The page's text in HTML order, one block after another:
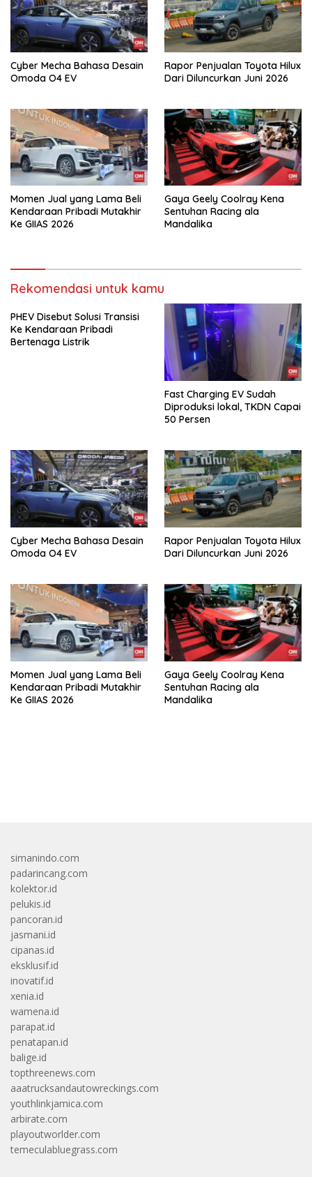
Cyber Mecha Bahasa Desain
Omoda O4 EV
Rapor Penjualan Toyota Hilux
Dari Diluncurkan Juni 2026
Momen Jual yang Lama Beli
Kendaraan Pribadi Mutakhir
Ke GIIAS 2026
Gaya Geely Coolray Kena
Sentuhan Racing ala
Mandalika
Rekomendasi untuk kamu
PHEV Disebut Solusi Transisi
Ke Kendaraan Pribadi
Bertenaga Listrik
Fast Charging EV Sudah
Diproduksi lokal, TKDN Capai
50 Persen
Cyber Mecha Bahasa Desain
Omoda O4 EV
Rapor Penjualan Toyota Hilux
Dari Diluncurkan Juni 2026
Momen Jual yang Lama Beli
Kendaraan Pribadi Mutakhir
Ke GIIAS 2026
Gaya Geely Coolray Kena
Sentuhan Racing ala
Mandalika
simanindo.com
padarincang.com
kolektor.id
pelukis.id
pancoran.id
jasmani.id
cipanas.id
eksklusif.id
inovatif.id
xenia.id
wamena.id
parapat.id
penatapan.id
balige.id
topthreenews.com
aaatrucksandautowreckings.com
youthlinkjamica.com
arbirate.com
playoutworlder.com
temeculabluegrass.com